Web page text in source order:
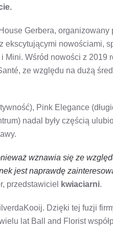
Gerbera,
ekscytującymi nowościami,
Wśród nowości z 2019
ze względu na dużą
Pink Elegance
nadal były częścią
wznawia się ze
jest naprawdę
przedstawiciel kwiaciarni.
Dzięki tej fuzji
lat Ball and Florist